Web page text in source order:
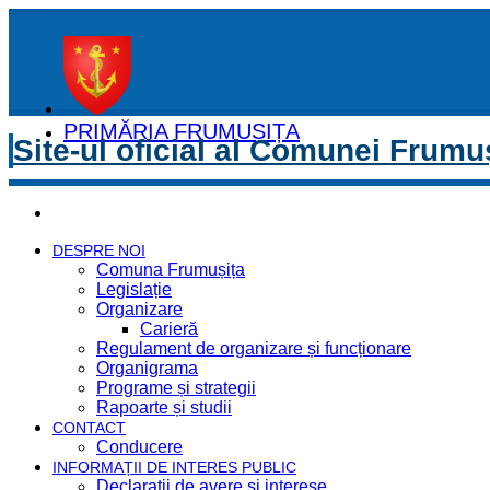
PRIMĂRIA FRUMUȘIȚA
Site-ul oficial al Comunei
DESPRE NOI
Comuna Frumușița
Legislație
Organizare
Carieră
Regulament de organizare și funcționare
Organigrama
Programe și strategii
Rapoarte și studii
CONTACT
Conducere
INFORMAȚII DE INTERES PUBLIC
Declaratii de avere si interese